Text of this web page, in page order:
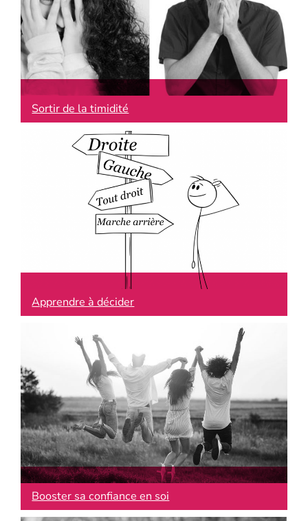
Sortir de la timidité
Apprendre à décider
Booster sa confiance en soi